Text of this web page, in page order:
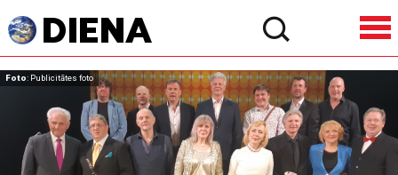
Foto: Publicitātes foto